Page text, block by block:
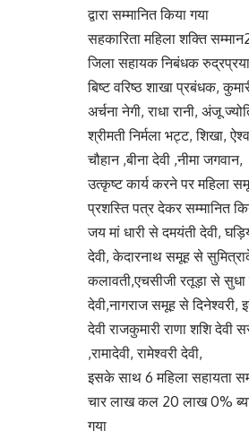
द्वारा सम्मानित किया गया
सहकारिता महिला शक्ति
जिला सहायक निबंधक
बिष्ट वरिष्ठ शाखा प्रबंधक,
अर्चना नेगी, राधा रानी, अंजू
श्रीमती निर्मला भट्ट, शिखा,
चौहान ,बीना देवी ,नीमा जगवान,
उत्कृष्ट कार्य करने पर महिला
प्रशस्ति पत्र देकर सम्मानित
जय मां धारी से दमयंती देवी,
देवी, केदारनाथ समूह से
कलावती,एचसीजी रतूड़ा से
देवी,नागराज समूह से दिनेश्वरी,
देवी राजकुमारी राणा शशि देवी
,रामादेवी, रामेश्वरी देवी,
इसके साथ 6 महिला सहायता
चार लाख कल 20 लाख 0%
गया